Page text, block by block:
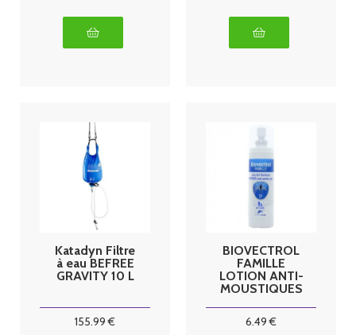
Katadyn Filtre
à eau BEFREE
GRAVITY 10 L
155.99 €
BIOVECTROL
FAMILLE
LOTION ANTI-
MOUSTIQUES
6.49 €